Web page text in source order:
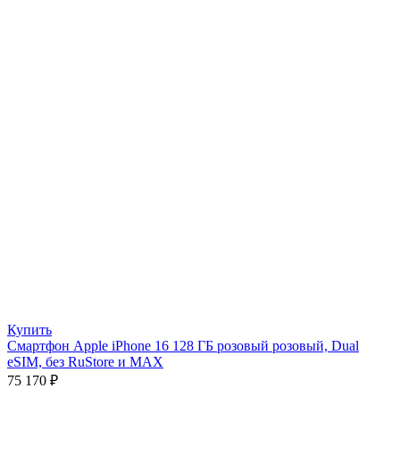
Купить
Смартфон Apple iPhone 16 128 ГБ розовый розовый, Dual
eSIM, без RuStore и MAX
75 170 ₽